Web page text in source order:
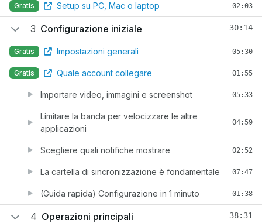
Gratis Setup su PC, Mac o laptop 02:03
3 Configurazione iniziale 30:14
Gratis Impostazioni generali 05:30
Gratis Quale account collegare 01:55
Importare video, immagini e screenshot 05:33
Limitare la banda per velocizzare le altre
applicazioni
04:59
Scegliere quali notifiche mostrare 02:52
La cartella di sincronizzazione è fondamentale 07:47
(Guida rapida) Configurazione in 1 minuto 01:38
4 Operazioni principali 38:31